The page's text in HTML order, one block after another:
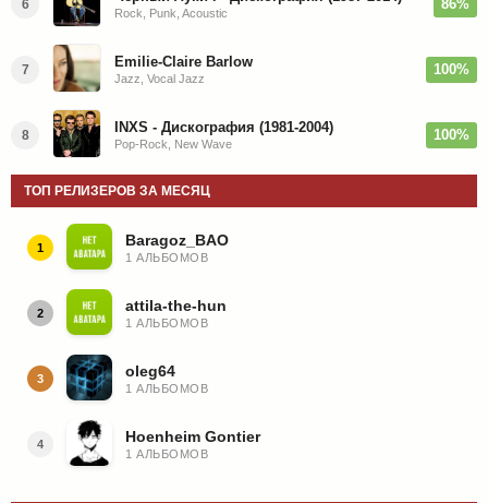
6
Rock, Punk, Acoustic
86%
7 Emilie-Claire Barlow
Jazz, Vocal Jazz
100%
8 INXS - Дискография (1981-2004)
Pop-Rock, New Wave
100%
ТОП РЕЛИЗЕРОВ ЗА МЕСЯЦ
1 Baragoz_BAO
1 АЛЬБОМОВ
2 attila-the-hun
1 АЛЬБОМОВ
3 oleg64
1 АЛЬБОМОВ
4 Hoenheim Gontier
1 АЛЬБОМОВ